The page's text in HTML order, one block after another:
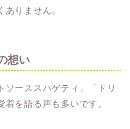
ありません。
想い
ソーススパゲティ」「ドリ
を語る声も多いです。